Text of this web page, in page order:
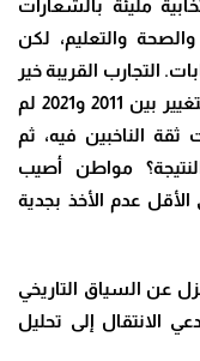
مليئة بالشعارات
والتعليم، لكن
التجارب القريبة خير
شاهد: حزب العدالة والتنمية الذي وعد بالتغيير بين 2011 و2021 لم
الناخبين فيه، ثم
مواطن أصيب
الأقل عدم الأخذ بجدية
عن السياق التاريخي
الانتقال إلى تحليل